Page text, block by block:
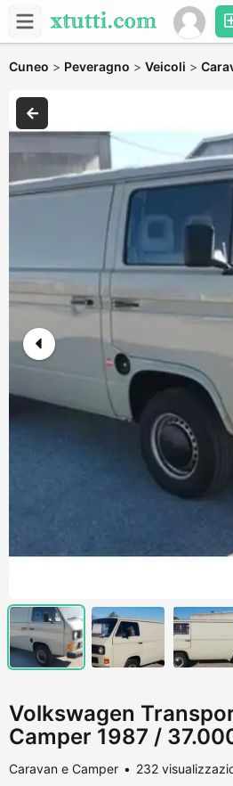
Cuneo > Peveragno > Veicoli >
Volkswagen
Camper 1987 /
Caravan e Camper 232